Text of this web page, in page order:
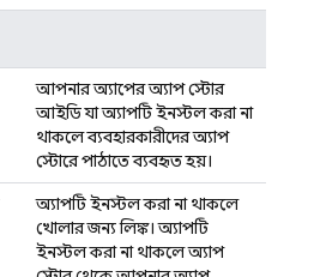
আপনার অ্যাপের অ্যাপ স্টোর
আইডি, যা অ্যাপটি ইনস্টল করা না
থাকলে ব্যবহারকারীদের অ্যাপ
স্টোরে পাঠাতে ব্যবহৃত হয়।
অ্যাপটি ইনস্টল করা না থাকলে
খোলার জন্য লিঙ্ক। অ্যাপটি
ইনস্টল করা না থাকলে, অ্যাপ